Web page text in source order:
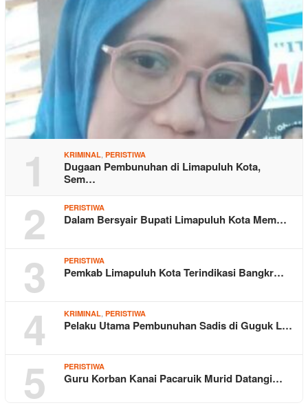
1 KRIMINAL, PERISTIWA
Dugaan Pembunuhan di Limapuluh Kota,
Sem…
2 PERISTIWA
Dalam Bersyair Bupati Limapuluh Kota Mem…
3 PERISTIWA
Pemkab Limapuluh Kota Terindikasi Bangkr…
4 KRIMINAL, PERISTIWA
Pelaku Utama Pembunuhan Sadis di Guguk L…
5 PERISTIWA
Guru Korban Kanai Pacaruik Murid Datangi…